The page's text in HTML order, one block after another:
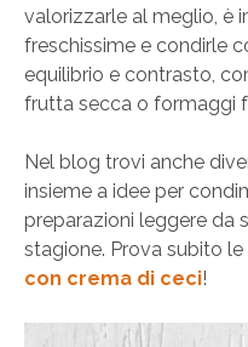
valorizzarle al meglio, è
freschissime e condirle
equilibrio e contrasto,
frutta secca o formaggi
Nel blog trovi anche
insieme a idee per
preparazioni leggere da
stagione. Prova subito le
con crema di ceci!